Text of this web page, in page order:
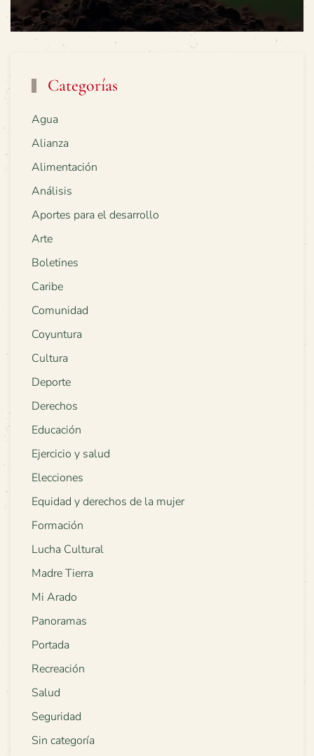
Categorías
Agua
Alianza
Alimentación
Análisis
Aportes para el desarrollo
Arte
Boletines
Caribe
Comunidad
Coyuntura
Cultura
Deporte
Derechos
Educación
Ejercicio y salud
Elecciones
Equidad y derechos de la mujer
Formación
Lucha Cultural
Madre Tierra
Mi Arado
Panoramas
Portada
Recreación
Salud
Seguridad
Sin categoría